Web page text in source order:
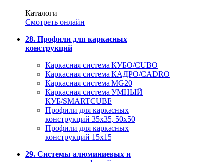
Каталоги
Смотреть онлайн
28. Профили для каркасных
конструкций
Каркасная система КУБО/CUBO
Каркасная система КАДРО/CADRO
Каркасная система MG20
Каркасная система УМНЫЙ
КУБ/SMARTCUBE
Профили для каркасных
конструкций 35x35, 50x50
Профили для каркасных
конструкций 15х15
29. Системы алюминиевых и